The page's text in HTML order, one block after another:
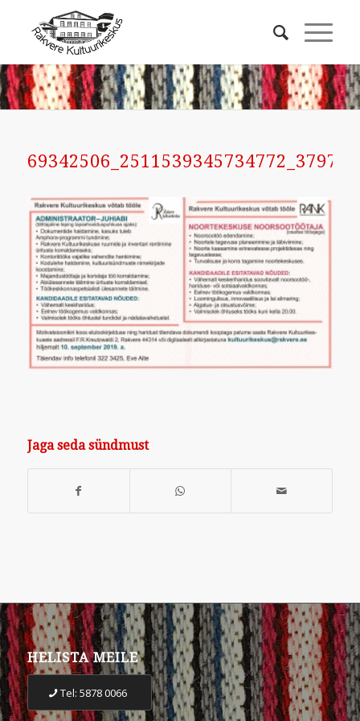
Jaga seda sündmust
HELISTA MEILE
Tel: 5878 0066